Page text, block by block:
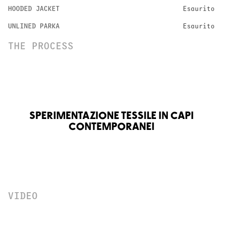
HOODED JACKET Esaurito
UNLINED PARKA Esaurito
THE PROCESS
SPERIMENTAZIONE TESSILE IN CAPI
CONTEMPORANEI
VIDEO